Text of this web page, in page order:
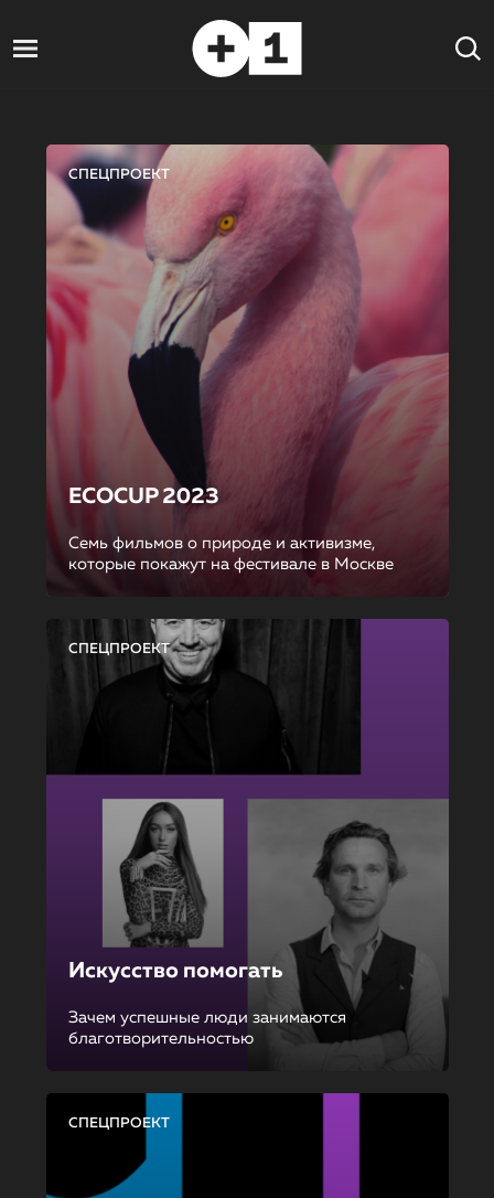
СПЕЦПРОЕКТ
ECOCUP 2023
Семь фильмов о природе и активизме,
которые покажут на фестивале в Москве
СПЕЦПРОЕКТ
Искусство помогать
Зачем успешные люди занимаются
благотворительностью
СПЕЦПРОЕКТ